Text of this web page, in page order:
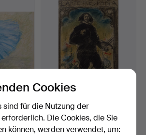
(1903-
RICARD CANALS (1876-
1931). Diego Velázquez…
Beendet 28. Mai 2026
Cookies
sind für die Nutzung der
Die Cookies, die Sie
können, werden verwendet, um: